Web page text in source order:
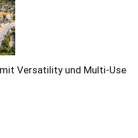
Versatility und Multi-Use